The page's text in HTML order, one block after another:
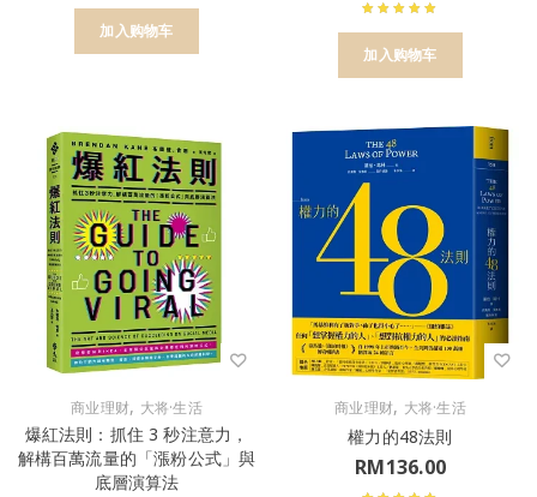
加入购物车
加入购物车
商业理财, 大将·生活
爆紅法則：抓住 3 秒注意力，
解構百萬流量的「漲粉公式」與
底層演算法
商业理财, 大将·生活
權力的48法則
RM136.00